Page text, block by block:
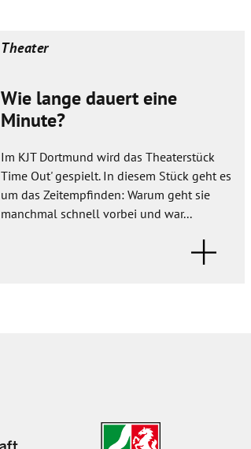
Theater
Wie lange dauert eine
Minute?
Im KJT Dortmund wird das Theaterstück
Time Out' gespielt. In diesem Stück geht es
um das Zeitempfinden: Warum geht sie
manchmal schnell vorbei und war...